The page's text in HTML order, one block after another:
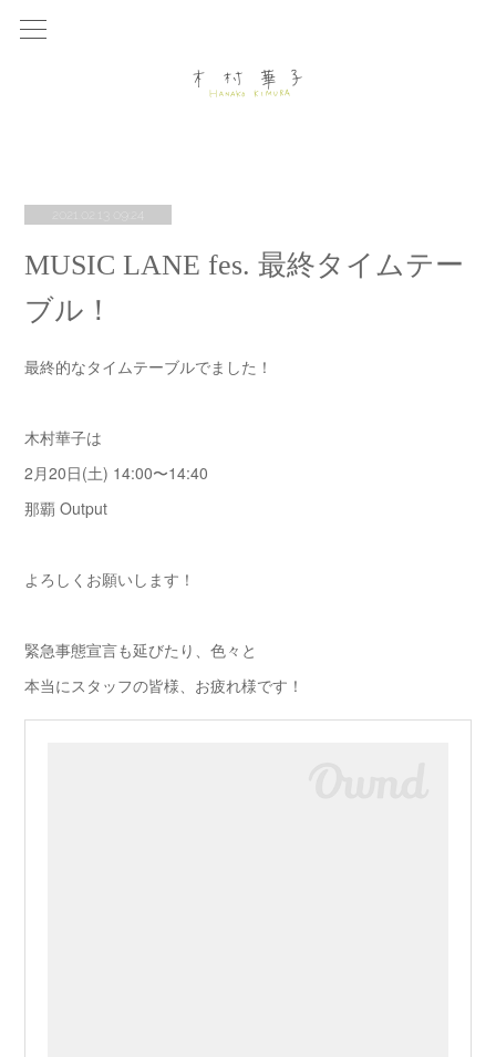
MUSIC LANE fes. 最終タイムテー
ブル！
最終的なタイムテーブルでました！
木村華子は
2月20日(土) 14:00〜14:40
那覇 Output
よろしくお願いします！
緊急事態宣言も延びたり、色々と
本当にスタッフの皆様、お疲れ様です！